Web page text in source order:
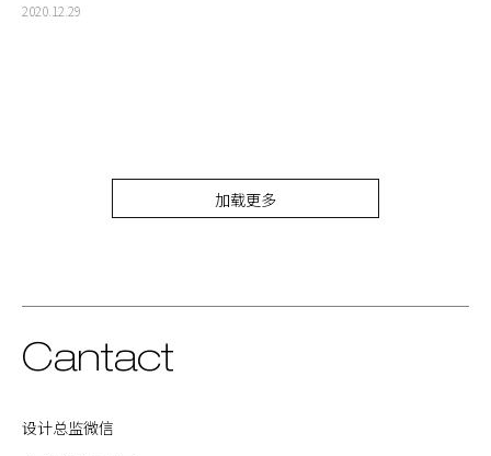
2020.12.29
加载更多
Cantact
设计总监微信